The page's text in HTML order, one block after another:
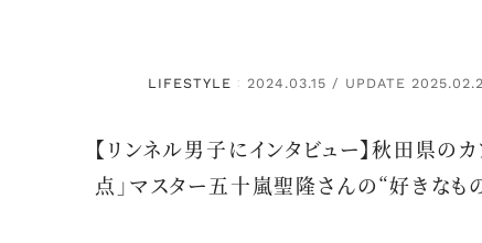
LIFESTYLE ： 2024.03.15 / UPDATE
【リンネル男子にインタビュー】秋田県のカ
点」マスター五十嵐聖隆さんの“好きなも